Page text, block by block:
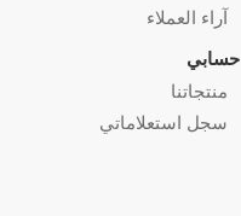
آراء العملاء
حسابي
منتجاتنا
سجل استعلاماتي